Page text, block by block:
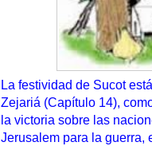
La festividad de Sucot
Zejariá (Capítulo 14),
la victoria sobre las
Jerusalem para la guerra,